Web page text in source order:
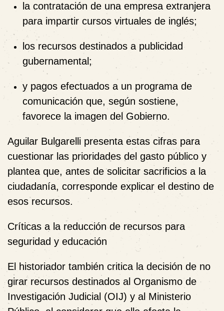
la contratación de una empresa extranjera
para impartir cursos virtuales de inglés;
los recursos destinados a publicidad
gubernamental;
y pagos efectuados a un programa de
comunicación que, según sostiene,
favorece la imagen del Gobierno.
Aguilar Bulgarelli presenta estas cifras para
cuestionar las prioridades del gasto público y
plantea que, antes de solicitar sacrificios a la
ciudadanía, corresponde explicar el destino de
esos recursos.
Críticas a la reducción de recursos para
seguridad y educación
El historiador también critica la decisión de no
girar recursos destinados al Organismo de
Investigación Judicial (OIJ) y al Ministerio